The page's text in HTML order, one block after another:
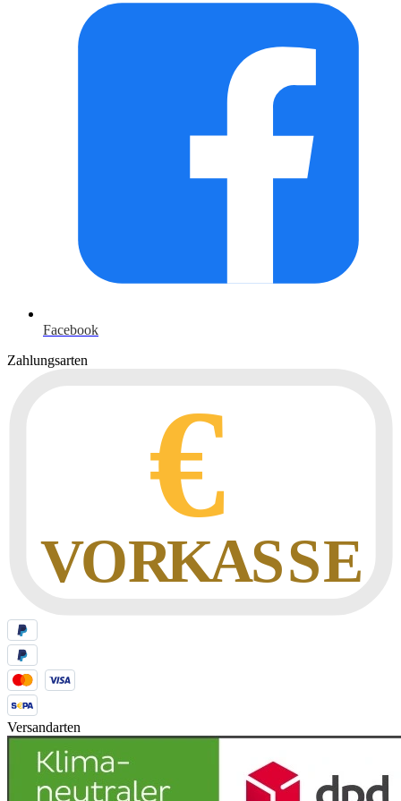
Facebook
Zahlungsarten
Versandarten